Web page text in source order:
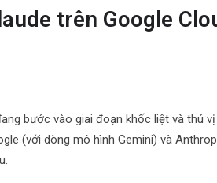
trên Google
bước vào giai đoạn khốc liệt và thú
(với dòng mô hình Gemini) và